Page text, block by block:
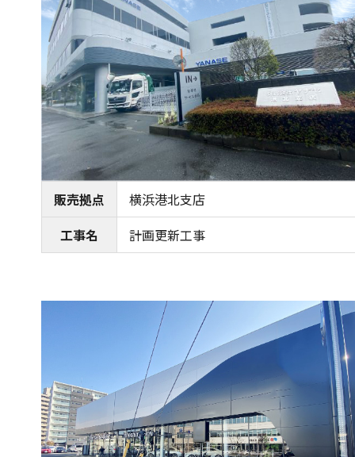
販売拠点
横浜港北支店
工事名
計画更新工事